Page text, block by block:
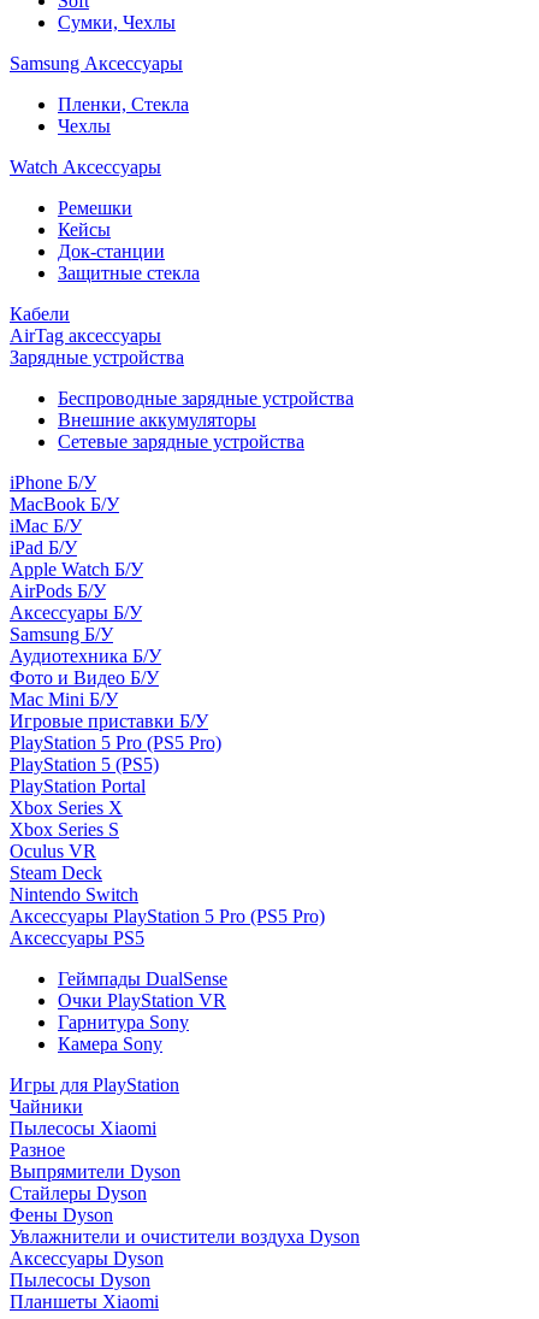
Сумки, Чехлы
Samsung Аксессуары
Пленки, Стекла
Чехлы
Watch Аксессуары
Ремешки
Кейсы
Док-станции
Защитные стекла
Кабели
AirTag аксессуары
Зарядные устройства
Беспроводные зарядные устройства
Внешние аккумуляторы
Сетевые зарядные устройства
iPhone Б/У
MacBook Б/У
iMac Б/У
iPad Б/У
Apple Watch Б/У
AirPods Б/У
Аксессуары Б/У
Samsung Б/У
Аудиотехника Б/У
Фото и Видео Б/У
Mac Mini Б/У
Игровые приставки Б/У
PlayStation 5 Pro (PS5 Pro)
PlayStation 5 (PS5)
PlayStation Portal
Xbox Series X
Xbox Series S
Oculus VR
Steam Deck
Nintendo Switch
Аксессуары PlayStation 5 Pro (PS5 Pro)
Аксессуары PS5
Геймпады DualSense
Очки PlayStation VR
Гарнитура Sony
Камера Sony
Игры для PlayStation
Чайники
Пылесосы Xiaomi
Разное
Выпрямители Dyson
Стайлеры Dyson
Фены Dyson
Увлажнители и очистители воздуха Dyson
Аксессуары Dyson
Пылесосы Dyson
Планшеты Xiaomi